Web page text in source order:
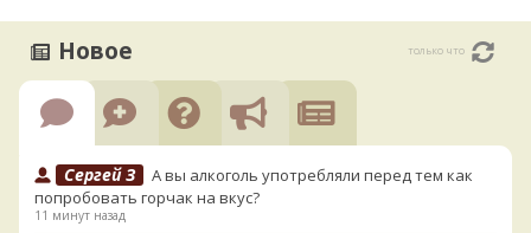
Новое только что
Сергей З
А вы алкоголь употребляли перед тем как
попробовать горчак на вкус?
11 минут назад